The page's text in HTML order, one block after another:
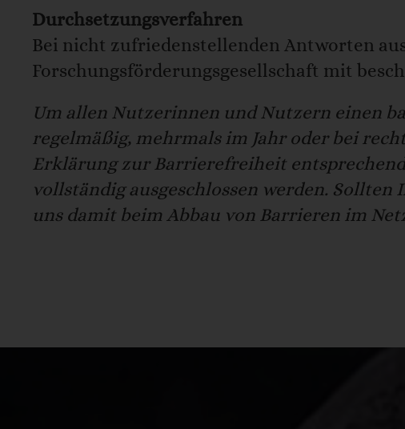
Durchsetzungsverfahren
Bei nicht zufriedenstellenden Antworten
Forschungsförderungsgesellschaft mit
Um allen Nutzerinnen und Nutzern einen
regelmäßig, mehrmals im Jahr oder bei
Erklärung zur Barrierefreiheit
vollständig ausgeschlossen werden.
uns damit beim Abbau von Barrieren im